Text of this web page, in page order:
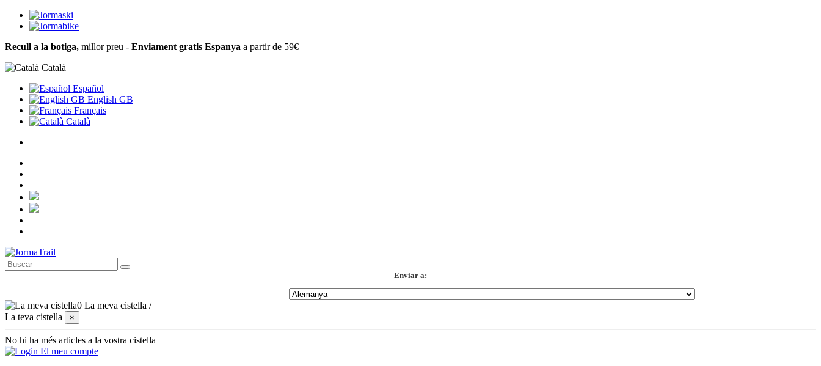
Recull a la botiga, millor preu - Enviament gratis Espanya a partir de 59€
Català
Español
English GB
Français
Català
Enviar a:
0 La meva cistella /
La teva cistella
×
No hi ha més articles a la vostra cistella
El meu compte